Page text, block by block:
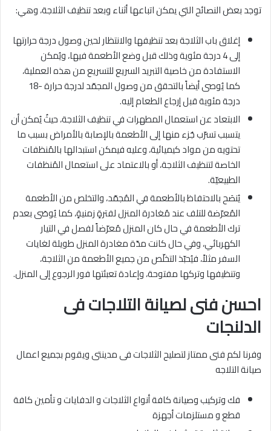
توجد بعض النصائح التي يمكن اتباعها أثناء وبعد تنظيف الثلاجة، وهي:
إغلاق باب الثلاجة بعد تنظيفها والانتظار لحين وصول درجة حرارتها
إلى 4 درجة مئوية وذلك قبل وضع الأطعمة فيها، ويُمكن
الاستفادة من خاصية التبريد السريع للتسريع من هذه العملية،
كما يُوصى أيضاً بالتحقق من وصول المجمّد لدرجة حرارة -18
درجة مئوية قبل إرجاع الطعام إليه.
الابتعاد عن استعمال المطهرات في تنظيف الثلاجة، حيثُ يُمكن أن
يتسبب تسرّب جُزء منها إلى الأطعمة بالإصابة بالأمراض بسبب ما
تحتويه من مواد كيميائية، وعليه فيمكن استبدالها بالمُنظفات
الخاصة لتنظيف الثلاجة، أو بالاعتماد على استعمال المُنظفات
الطبيعيّة.
يُنصَح بالاحتفاظ بالأطعمة في المُجمّد، والتخلص من الأطعمة
المُعرّضة للتلف عند مُغادرة المنزل لفترةٍ زمنيةٍ، كما يُوصَى بعدم
ترك الأطعمة في حال كان المنزل مُعرّضاً لفصل في التيار
الكهربائي، وفي حال كانت مدّة مغادرة المنزل طويلة لغايات
السفر مثلاً، فيُحبّذ التخلّص من جميع الأطعمة من الثلاجة،
وتنظيفها وتركها مفتوحة، وإعادة تعبئتها فور الرجوع إلى المنزل.
احسن فنى لصيانة التلاجات فى
الدلنجات
وفرنا لكم فنى ممتاز لتصليح الثلاجات فى مدينتى ويقوم بجميع اعمال
صيانة التلاجه
فك وتركيب وصيانة كافة أنواع الثلاجات و الدفايات و تأمين كافة
قطع و مستلزمات أجهزة